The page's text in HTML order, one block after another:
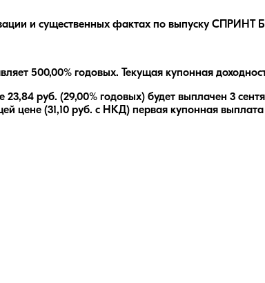
и существенных фактах по выпуску СПРИНТ
500,00% годовых. Текущая купонная
23,84 руб. (29,00% годовых) будет выплачен 3
цене (31,10 руб. с НКД) первая купонная выплата